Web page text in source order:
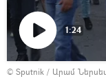
տեսանյութը
1:24
© Sputnik / Արամ